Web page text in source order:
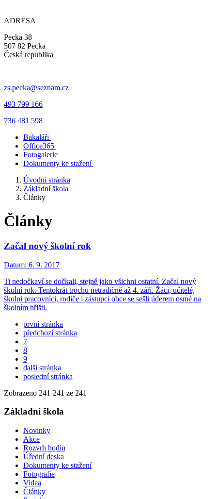
ADRESA
Pecka 38
507 82 Pecka
Česká republika
zs.pecka@seznam.cz
493 799 166
736 481 598
Bakaláři
Office365
Fotogalerie
Dokumenty ke stažení
Úvodní stránka
Základní škola
Články
Články
Začal nový školní rok
Datum: 6. 9. 2017
Ti nedočkaví se dočkali, stejně jako všichni ostatní. Začal nový
školní rok. Tentokrát trochu netradičně až 4. září. Žáci, učitelé,
školní pracovníci, rodiče i zástupci obce se sešli úderem osmé na
školním hřišti.
první stránka
předchozí stránka
7
8
9
další stránka
poslední stránka
Zobrazeno 241-241 ze 241
Základní škola
Novinky
Akce
Rozvrh hodin
Úřední deska
Dokumenty ke stažení
Fotografie
Videa
Články